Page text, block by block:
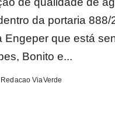
da portaria
Engeper que está
Bonito e...
ViaVerde